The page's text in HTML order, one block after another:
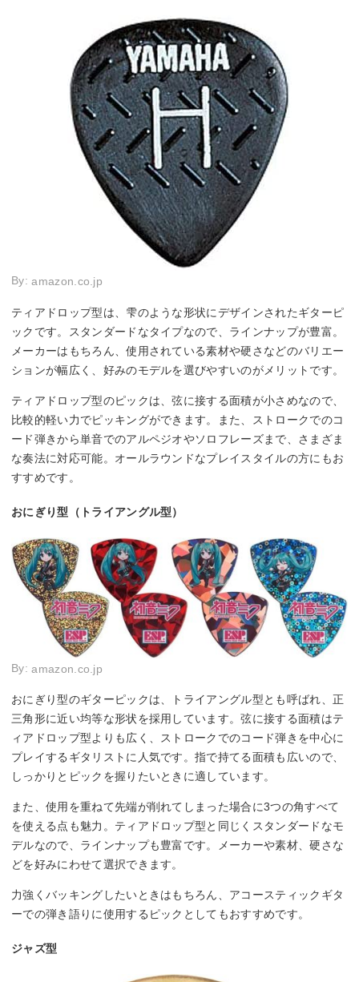
By:amazon.co.jp
ティアドロップ型は、雫のような形状にデザインされたギターピ
ックです。スタンダードなタイプなので、ラインナップが豊富。
メーカーはもちろん、使用されている素材や硬さなどのバリエー
ションが幅広く、好みのモデルを選びやすいのがメリットです。
ティアドロップ型のピックは、弦に接する面積が小さめなので、
比較的軽い力でピッキングができます。また、ストロークでのコ
ード弾きから単音でのアルペジオやソロフレーズまで、さまざま
な奏法に対応可能。オールラウンドなプレイスタイルの方にもお
すすめです。
おにぎり型（トライアングル型）
By:amazon.co.jp
おにぎり型のギターピックは、トライアングル型とも呼ばれ、正
三角形に近い均等な形状を採用しています。弦に接する面積はテ
ィアドロップ型よりも広く、ストロークでのコード弾きを中心に
プレイするギタリストに人気です。指で持てる面積も広いので、
しっかりとピックを握りたいときに適しています。
また、使用を重ねて先端が削れてしまった場合に3つの角すべて
を使える点も魅力。ティアドロップ型と同じくスタンダードなモ
デルなので、ラインナップも豊富です。メーカーや素材、硬さな
どを好みにわせて選択できます。
力強くバッキングしたいときはもちろん、アコースティックギタ
ーでの弾き語りに使用するピックとしてもおすすめです。
ジャズ型